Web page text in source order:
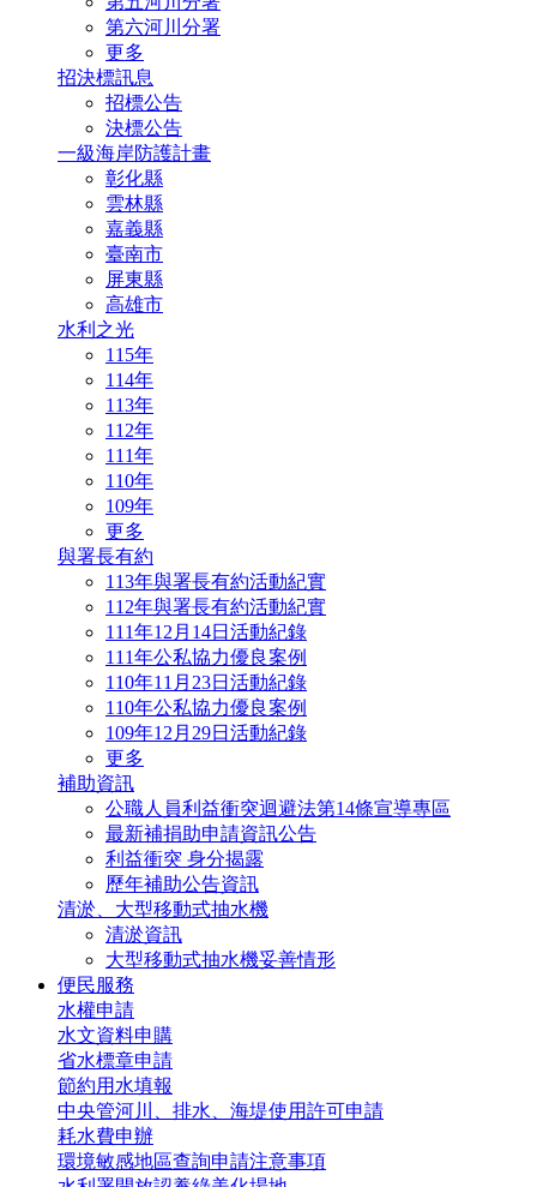
第六河川分署
更多
招決標訊息
招標公告
決標公告
一級海岸防護計畫
彰化縣
雲林縣
嘉義縣
臺南市
屏東縣
高雄市
水利之光
115年
114年
113年
112年
111年
110年
109年
更多
與署長有約
113年與署長有約活動紀實
112年與署長有約活動紀實
111年12月14日活動紀錄
111年公私協力優良案例
110年11月23日活動紀錄
110年公私協力優良案例
109年12月29日活動紀錄
更多
補助資訊
公職人員利益衝突迴避法第14條宣導專區
最新補捐助申請資訊公告
利益衝突 身分揭露
歷年補助公告資訊
清淤、大型移動式抽水機
清淤資訊
大型移動式抽水機妥善情形
便民服務
水權申請
水文資料申購
省水標章申請
節約用水填報
中央管河川、排水、海堤使用許可申請
耗水費申辦
環境敏感地區查詢申請注意事項